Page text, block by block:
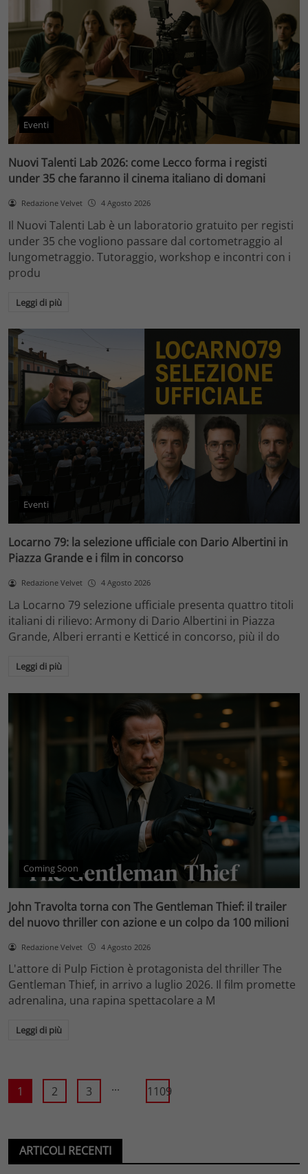
Eventi
Nuovi Talenti Lab 2026: come Lecco forma i registi
under 35 che faranno il cinema italiano di domani
Redazione Velvet 4 Agosto 2026
Il Nuovi Talenti Lab è un laboratorio gratuito per registi
under 35 che vogliono passare dal cortometraggio al
lungometraggio. Tutoraggio, workshop e incontri con i
produ
Leggi di più
Eventi
Locarno 79: la selezione ufficiale con Dario Albertini in
Piazza Grande e i film in concorso
Redazione Velvet 4 Agosto 2026
La Locarno 79 selezione ufficiale presenta quattro titoli
italiani di rilievo: Armony di Dario Albertini in Piazza
Grande, Alberi erranti e Ketticé in concorso, più il do
Leggi di più
Coming Soon
John Travolta torna con The Gentleman Thief: il trailer
del nuovo thriller con azione e un colpo da 100 milioni
Redazione Velvet 4 Agosto 2026
L'attore di Pulp Fiction è protagonista del thriller The
Gentleman Thief, in arrivo a luglio 2026. Il film promette
adrenalina, una rapina spettacolare a M
Leggi di più
1 2 3 ... 1109
ARTICOLI RECENTI